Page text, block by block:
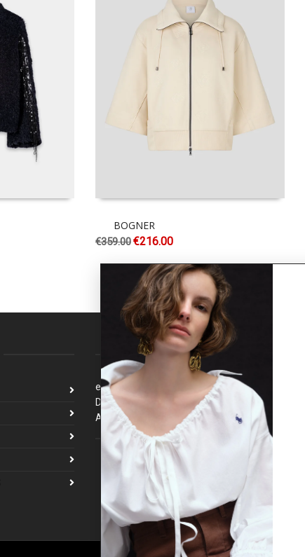
BOGNER
€359.00€216.00
Klientų aptarnavimas
eparduotuve@premiumfashion.lt
Darbo laikas: I-V 8:00-17:00
Atsakymas per 1-3 darbo dienas
Mus galite rasti